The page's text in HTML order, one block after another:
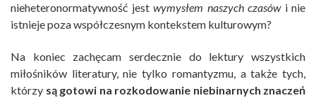
nieheteronormatywność jest wymysłem naszych czasówi nie
istnieje poza współczesnym kontekstem kulturowym?
Na koniec zachęcam serdecznie do lektury wszystkich
miłośników literatury, nie tylko romantyzmu, a także tych,
którzy są gotowi na rozkodowanie niebinarnych znaczeń